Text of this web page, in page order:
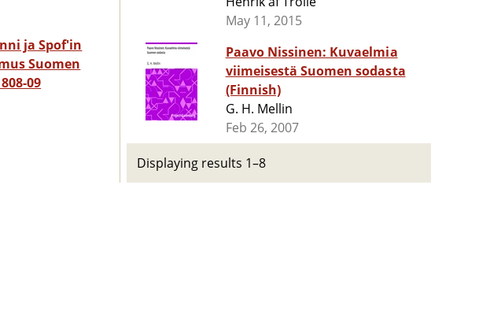
ja Spof'in
Suomen
09
May 11, 2015
Paavo Nissinen: Kuvaelmia
viimeisestä Suomen sodasta
(Finnish)
G. H. Mellin
Feb 26, 2007
Displaying results 1–8